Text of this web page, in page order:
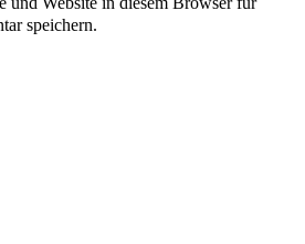
speichern.